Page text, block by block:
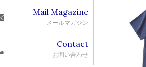
Mail Magazine
メールマガジン
Contact
お問い合わせ